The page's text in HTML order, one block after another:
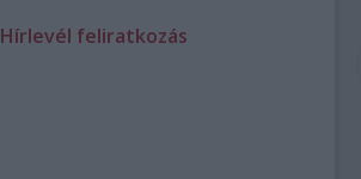
Hírlevél feliratkozás